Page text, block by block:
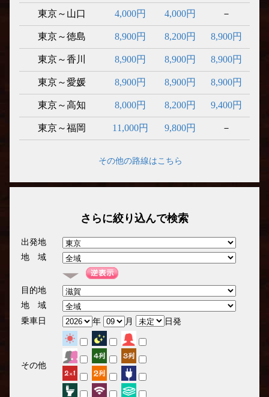
東京～山口 4,000円 4,000円 －
東京～徳島 8,900円 8,200円 8,900円
東京～香川 8,900円 8,900円 8,900円
東京～愛媛 8,900円 8,900円 8,900円
東京～高知 8,000円 8,200円 9,400円
東京～福岡 11,000円 9,800円 －
その他の路線はこちら
さらに絞り込んで検索
出発地
地 域
目的地
地 域
乗車日
年 月 日発
その他